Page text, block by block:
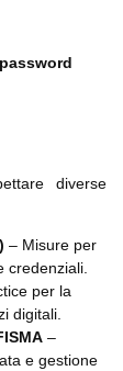
diverse
– Misure per
credenziali.
per la
digitali.
–
e gestione